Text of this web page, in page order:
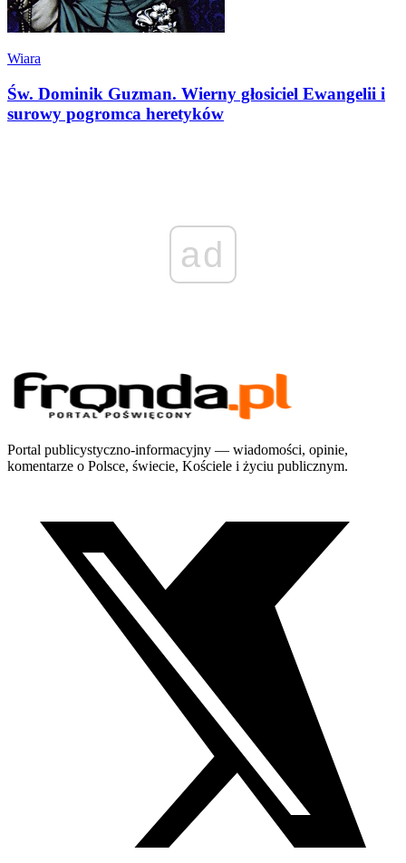
Wiara
Św. Dominik Guzman. Wierny głosiciel Ewangelii i
surowy pogromca heretyków
ad
Portal publicystyczno-informacyjny — wiadomości, opinie,
komentarze o Polsce, świecie, Kościele i życiu publicznym.